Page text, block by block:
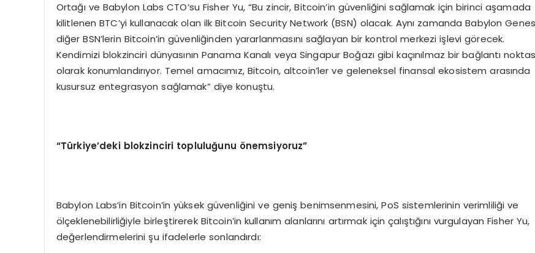
Ortağı ve Babylon Labs CTO’su Fisher Yu, “Bu zincir, Bitcoin’in güvenliğini sağlamak için birinci aşamada
kilitlenen BTC’yi kullanacak olan ilk Bitcoin Security Network (BSN) olacak. Aynı zamanda Babylon
diğer BSN’lerin Bitcoin’in güvenliğinden yararlanmasını sağlayan bir kontrol merkezi işlevi görecek.
Kendimizi blokzinciri dünyasının Panama Kanalı veya Singapur Boğazı gibi kaçınılmaz bir bağlantı
olarak konumlandırıyor. Temel amacımız, Bitcoin, altcoin’ler ve geleneksel finansal ekosistem arasında
kusursuz entegrasyon sağlamak” diye konuştu.
“Türkiye’deki blokzinciri topluluğunu önemsiyoruz”
Babylon Labs’in Bitcoin’in yüksek güvenliğini ve geniş benimsenmesini, PoS sistemlerinin verimliliği ve
ölçeklenebilirliğiyle birleştirerek Bitcoin’in kullanım alanlarını artırmak için çalıştığını vurgulayan Fisher Yu,
değerlendirmelerini şu ifadelerle sonlandırdı: